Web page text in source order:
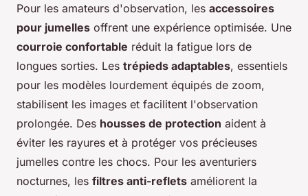
Pour les amateurs d'observation, les accessoires
pour jumelles offrent une expérience optimisée. Une
courroie confortable réduit la fatigue lors de
longues sorties. Les trépieds adaptables, essentiels
pour les modèles lourdement équipés de zoom,
stabilisent les images et facilitent l'observation
prolongée. Des housses de protection aident à
éviter les rayures et à protéger vos précieuses
jumelles contre les chocs. Pour les aventuriers
nocturnes, les filtres anti-reflets améliorent la